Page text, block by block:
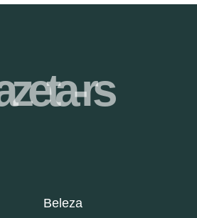
Beleza
rs